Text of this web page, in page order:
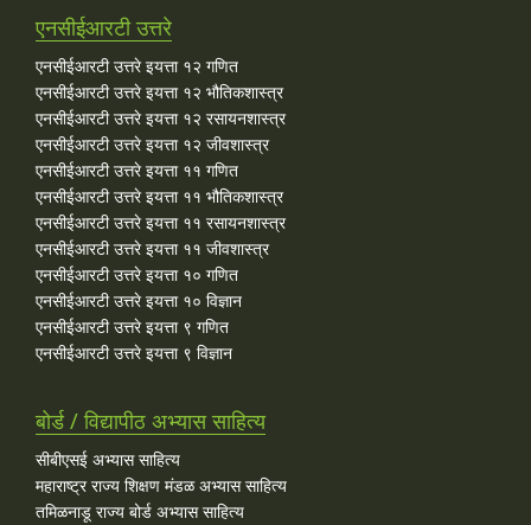
एनसीईआरटी उत्तरे
एनसीईआरटी उत्तरे इयत्ता १२ गणित
एनसीईआरटी उत्तरे इयत्ता १२ भौतिकशास्त्र
एनसीईआरटी उत्तरे इयत्ता १२ रसायनशास्त्र
एनसीईआरटी उत्तरे इयत्ता १२ जीवशास्त्र
एनसीईआरटी उत्तरे इयत्ता ११ गणित
एनसीईआरटी उत्तरे इयत्ता ११ भौतिकशास्त्र
एनसीईआरटी उत्तरे इयत्ता ११ रसायनशास्त्र
एनसीईआरटी उत्तरे इयत्ता ११ जीवशास्त्र
एनसीईआरटी उत्तरे इयत्ता १० गणित
एनसीईआरटी उत्तरे इयत्ता १० विज्ञान
एनसीईआरटी उत्तरे इयत्ता ९ गणित
एनसीईआरटी उत्तरे इयत्ता ९ विज्ञान
बोर्ड / विद्यापीठ अभ्यास साहित्य
सीबीएसई अभ्यास साहित्य
महाराष्ट्र राज्य शिक्षण मंडळ अभ्यास साहित्य
तमिळनाडू राज्य बोर्ड अभ्यास साहित्य